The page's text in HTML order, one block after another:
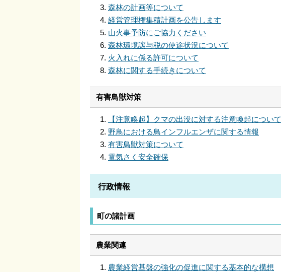
森林の計画等について
経営管理権集積計画を公告します
山火事予防にご協力ください
森林環境譲与税の使途状況について
火入れに係る許可について
森林に関する手続きについて
有害鳥獣対策
【注意喚起】クマの出没に対する注意喚起について
野鳥における鳥インフルエンザに関する情報
有害鳥獣対策について
電気さく安全確保
行政情報
町の諸計画
農業関連
農業経営基盤の強化の促進に関する基本的な構想